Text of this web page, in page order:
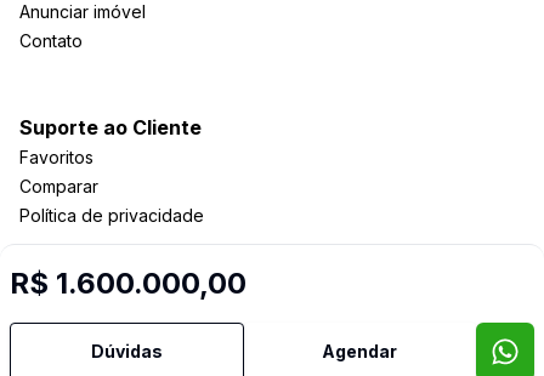
R$ 1.600.000,00
Dúvidas Agendar
Anunciar imóvel
Contato
Suporte ao Cliente
Favoritos
Comparar
Política de privacidade
Selo de Tecnologia Loft